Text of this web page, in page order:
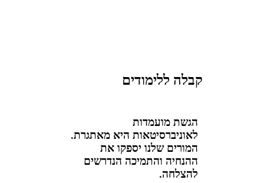
קבלה ללימודים
הגשת מועמדות
לאוניברסיטאות היא מאתגרת.
המורים שלנו יספקו את
ההנחיה והתמיכה הנדרשים
להצלחה.